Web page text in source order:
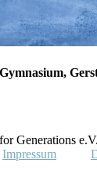
Generations e.V.
Impressum